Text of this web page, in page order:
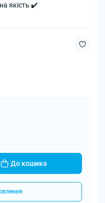
якість ✔️
До кошика